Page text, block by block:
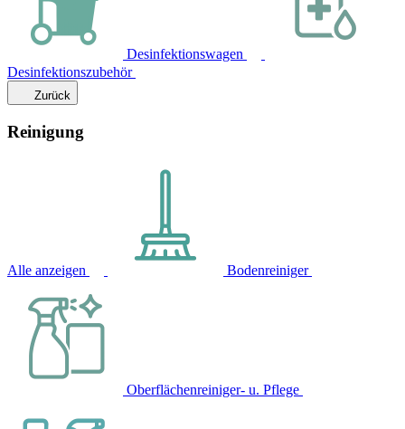
Desinfektionswagen
Desinfektionszubehör
Zurück
Reinigung
Alle anzeigen Bodenreiniger
Oberflächenreiniger- u. Pflege